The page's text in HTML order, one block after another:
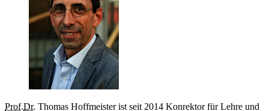
Prof.Dr. Thomas Hoffmeister ist seit 2014 Konrektor für Lehre und